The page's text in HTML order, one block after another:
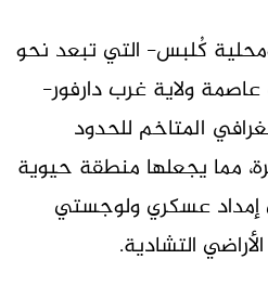
كُلبس- التي تبعد نحو
عاصمة ولاية غرب دارفور-
المتاخم للحدود
مما يجعلها منطقة حيوية
إمداد عسكري ولوجستي
التشادية.